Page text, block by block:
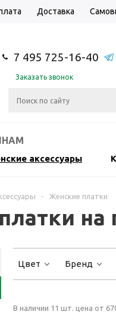
Доставка
7 495 725-16-40
Заказать звонок
аксессуары
- Женские платки
на
Цвет Бренд
В наличии 11 шт. цена от